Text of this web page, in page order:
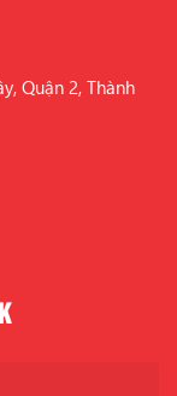
Quận 2, Thành